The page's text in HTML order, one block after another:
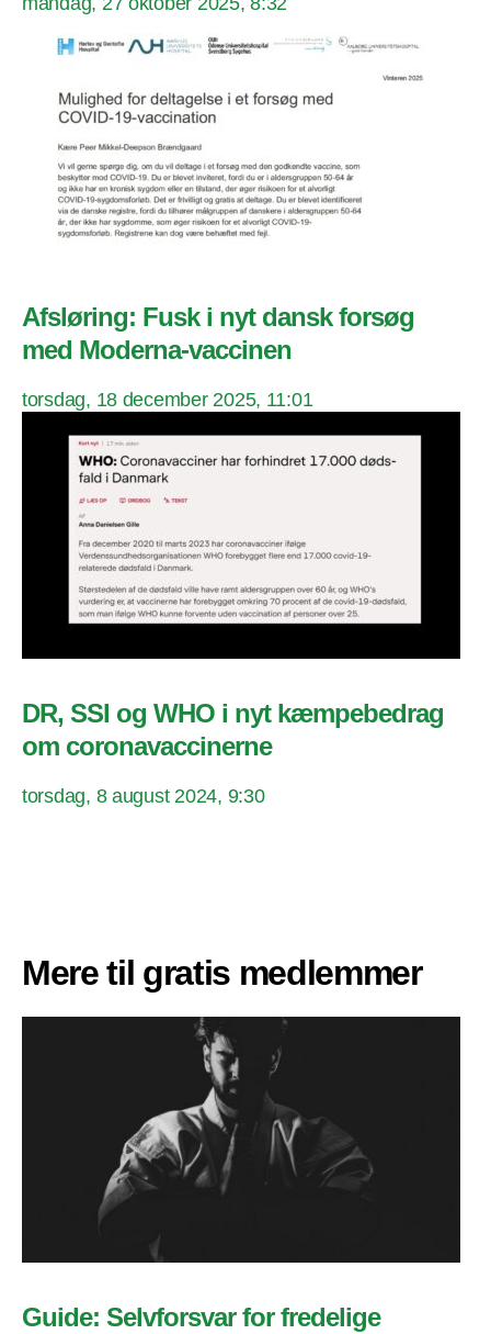
Afsløring: Fusk i nyt dansk forsøg
med Moderna-vaccinen
torsdag, 18 december 2025, 11:01
DR, SSI og WHO i nyt kæmpebedrag
om coronavaccinerne
torsdag, 8 august 2024, 9:30
Mere til gratis medlemmer
Guide: Selvforsvar for fredelige